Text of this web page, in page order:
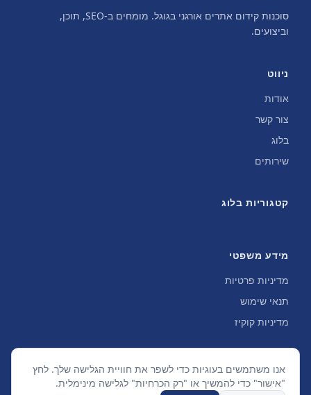
סוכנות קידום אתרים אורגני בגוגל. מומחים ב-SEO, תוכן,
וביצועים.
ניווט
אודות
צור קשר
בלוג
שירותים
קטגוריות בלוג
מידע משפטי
מדיניות פרטיות
תנאי שימוש
מדיניות קוקיז
©
2026
אנו משתמשים בעוגיות כדי לשפר את חוויית הגלישה שלך. לחץ
"אישור" כדי להמשיך או "רק הכרחיות" לגלישה מינימלית.